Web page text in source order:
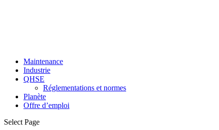
Maintenance
Industrie
QHSE
Réglementations et normes
Planète
Offre d’emploi
Select Page